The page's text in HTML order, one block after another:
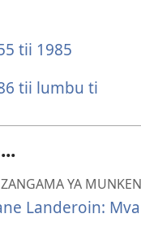
tii 1985
tii lumbu ti
ZANGAMA YA
Landeroin: